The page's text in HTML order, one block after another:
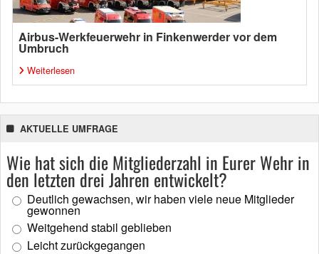
Airbus-Werkfeuerwehr in Finkenwerder vor dem
Umbruch
Weiterlesen
AKTUELLE UMFRAGE
Wie hat sich die Mitgliederzahl in Eurer Wehr in
den letzten drei Jahren entwickelt?
Deutlich gewachsen, wir haben viele neue Mitglieder
gewonnen
Weitgehend stabil geblieben
Leicht zurückgegangen